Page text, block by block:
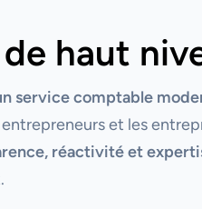
haut
service comptable
entrepreneurs et les
réactivité et